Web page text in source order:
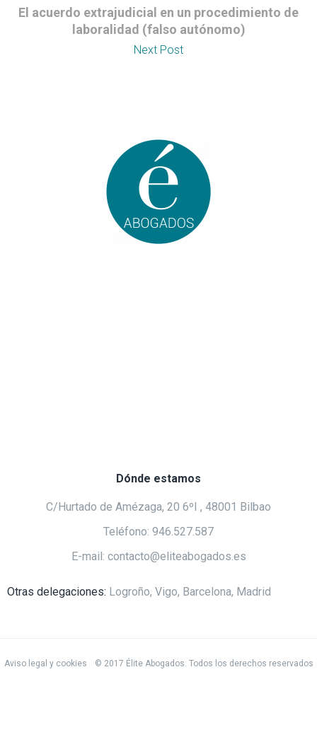
El acuerdo extrajudicial en un procedimiento de
laboralidad (falso autónomo)
Next Post
Dónde estamos
C/Hurtado de Amézaga, 20 6ºI , 48001 Bilbao
Teléfono: 946.527.587
E-mail: contacto@eliteabogados.es
Otras delegaciones: Logroño, Vigo, Barcelona, Madrid
Aviso legal y cookies © 2017 Élite Abogados. Todos los derechos reservados